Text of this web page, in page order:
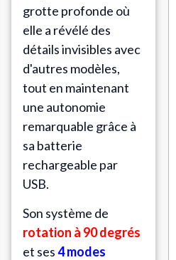
grotte profonde où
elle a révélé des
détails invisibles avec
d'autres modèles,
tout en maintenant
une autonomie
remarquable grâce à
sa batterie
rechargeable par
USB.
Son système de
rotation à 90 degrés
et ses4 modes